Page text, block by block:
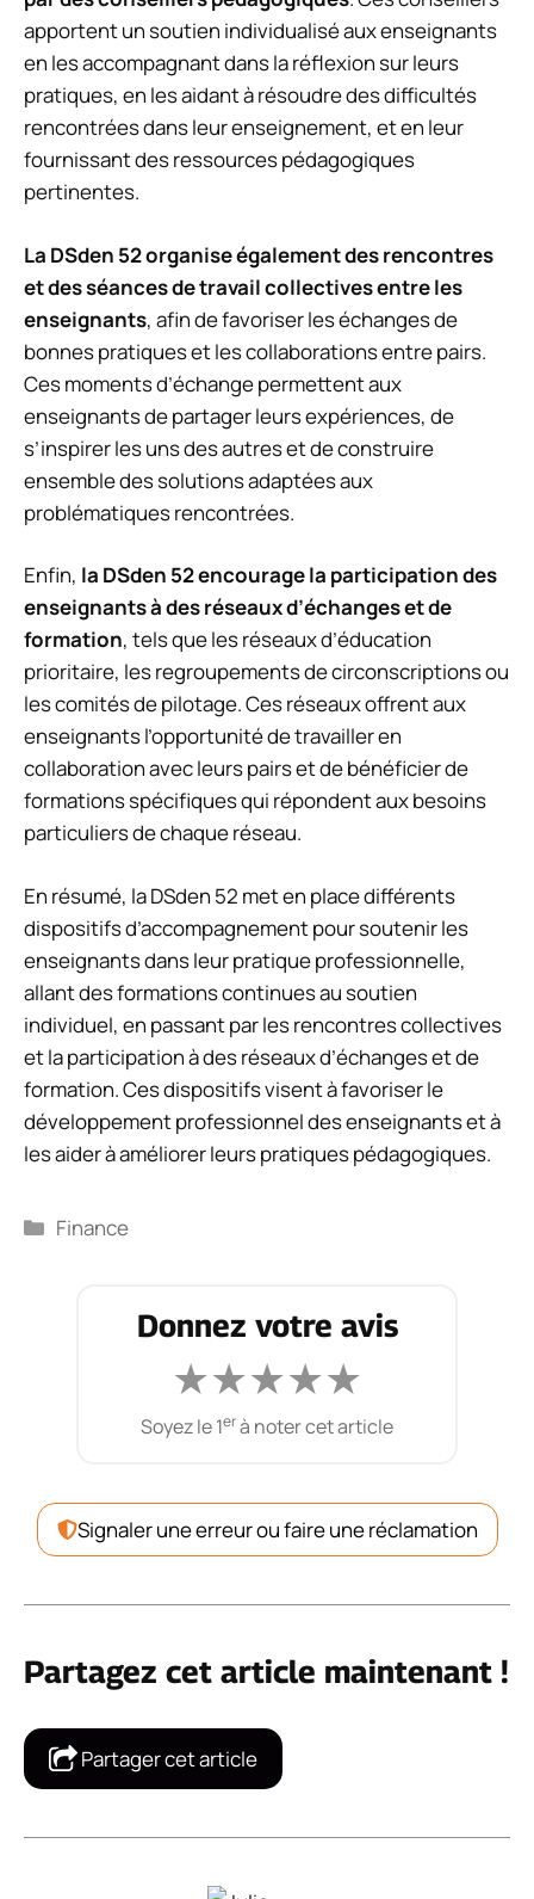
apportent un soutien individualisé aux enseignants
en les accompagnant dans la réflexion sur leurs
pratiques, en les aidant à résoudre des difficultés
rencontrées dans leur enseignement, et en leur
fournissant des ressources pédagogiques
pertinentes.
La DSden 52 organise également des rencontres
et des séances de travail collectives entre les
enseignants, afin de favoriser les échanges de
bonnes pratiques et les collaborations entre pairs.
Ces moments d’échange permettent aux
enseignants de partager leurs expériences, de
s’inspirer les uns des autres et de construire
ensemble des solutions adaptées aux
problématiques rencontrées.
Enfin, la DSden 52 encourage la participation des
enseignants à des réseaux d’échanges et de
formation, tels que les réseaux d’éducation
prioritaire, les regroupements de circonscriptions ou
les comités de pilotage. Ces réseaux offrent aux
enseignants l’opportunité de travailler en
collaboration avec leurs pairs et de bénéficier de
formations spécifiques qui répondent aux besoins
particuliers de chaque réseau.
En résumé, la DSden 52 met en place différents
dispositifs d’accompagnement pour soutenir les
enseignants dans leur pratique professionnelle,
allant des formations continues au soutien
individuel, en passant par les rencontres collectives
et la participation à des réseaux d’échanges et de
formation. Ces dispositifs visent à favoriser le
développement professionnel des enseignants et à
les aider à améliorer leurs pratiques pédagogiques.
Catégories
Finance
Donnez votre avis
★★★★★
Soyez le 1erà noter cet article
Signaler une erreur ou faire une réclamation
Partagez cet article maintenant !
Partager cet article